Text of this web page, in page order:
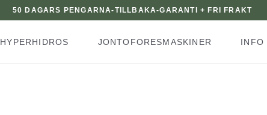
50 DAGARS PENGARNA-TILLBAKA-GARANTI + FRI FRAKT
HYPERHIDROS JONTOFORESMASKINER INFO